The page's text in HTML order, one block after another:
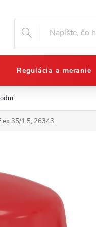
Regulácia a meranie
35/1,5, 26343